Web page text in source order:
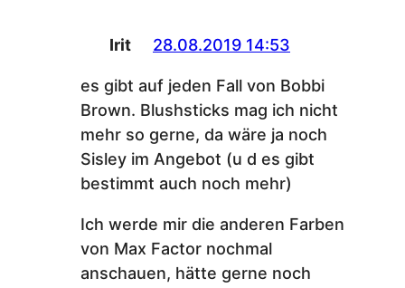
Irit 28.08.2019 14:53
es gibt auf jeden Fall von Bobbi
Brown. Blushsticks mag ich nicht
mehr so gerne, da wäre ja noch
Sisley im Angebot (u d es gibt
bestimmt auch noch mehr)
Ich werde mir die anderen Farben
von Max Factor nochmal
anschauen, hätte gerne noch